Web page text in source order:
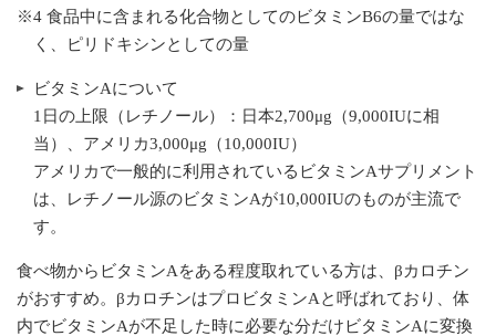
※4 食品中に含まれる化合物としてのビタミンB6の量ではな
く、ピリドキシンとしての量
ビタミンAについて
1日の上限（レチノール）：日本2,700μg（9,000IUに相
当）、アメリカ3,000μg（10,000IU）
アメリカで一般的に利用されているビタミンAサプリメント
は、レチノール源のビタミンAが10,000IUのものが主流で
す。
食べ物からビタミンAをある程度取れている方は、βカロチン
がおすすめ。βカロチンはプロビタミンAと呼ばれており、体
内でビタミンAが不足した時に必要な分だけビタミンAに変換